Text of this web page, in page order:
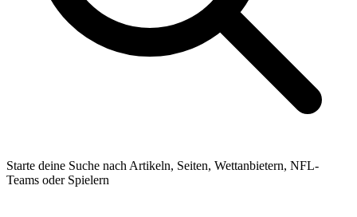
Starte deine Suche nach Artikeln, Seiten, Wettanbietern, NFL-
Teams oder Spielern